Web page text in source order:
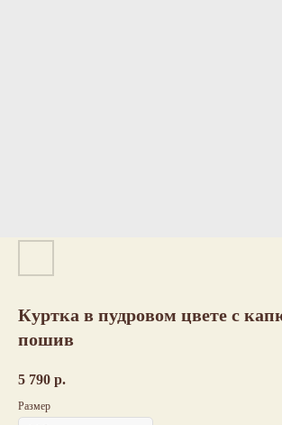
Куртка в пудровом цвете с
пошив
5 790 р.
Размер